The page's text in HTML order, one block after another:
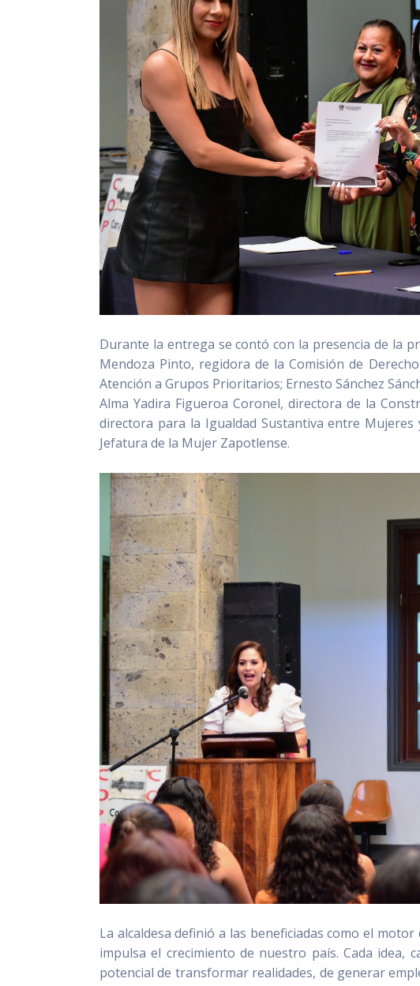
Durante la entrega se contó con la presencia de la
Mendoza Pinto, regidora de la Comisión de
Atención a Grupos Prioritarios; Ernesto Sánchez
Alma Yadira Figueroa Coronel, directora de la
directora para la Igualdad Sustantiva entre
Jefatura de la Mujer Zapotlense.
La alcaldesa definió a las beneficiadas como el
impulsa el crecimiento de nuestro país. Cada idea,
potencial de transformar realidades, de generar